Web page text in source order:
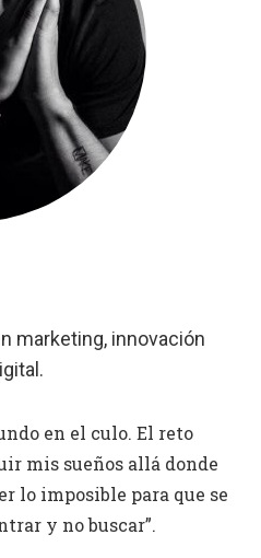
marketing, innovación
en el culo. El reto
mis sueños allá donde
lo imposible para que se
y no buscar”.